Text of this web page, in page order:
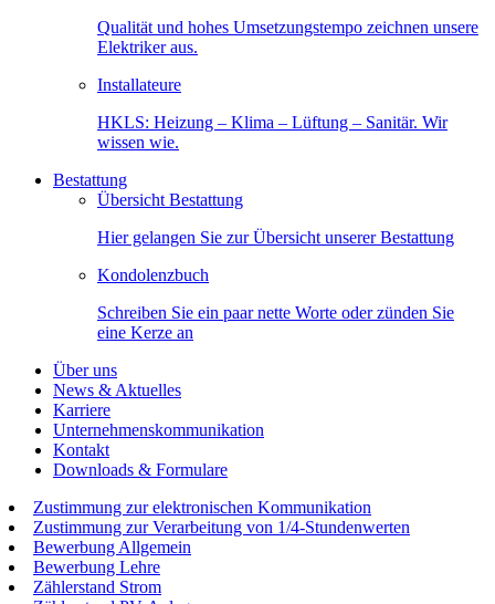
Qualität und hohes Umsetzungstempo zeichnen unsere
Elektriker aus.
Installateure
HKLS: Heizung – Klima – Lüftung – Sanitär. Wir
wissen wie.
Bestattung
Übersicht Bestattung
Hier gelangen Sie zur Übersicht unserer Bestattung
Kondolenzbuch
Schreiben Sie ein paar nette Worte oder zünden Sie
eine Kerze an
Über uns
News & Aktuelles
Karriere
Unternehmenskommunikation
Kontakt
Downloads & Formulare
Zustimmung zur elektronischen Kommunikation
Zustimmung zur Verarbeitung von 1/4-Stundenwerten
Bewerbung Allgemein
Bewerbung Lehre
Zählerstand Strom